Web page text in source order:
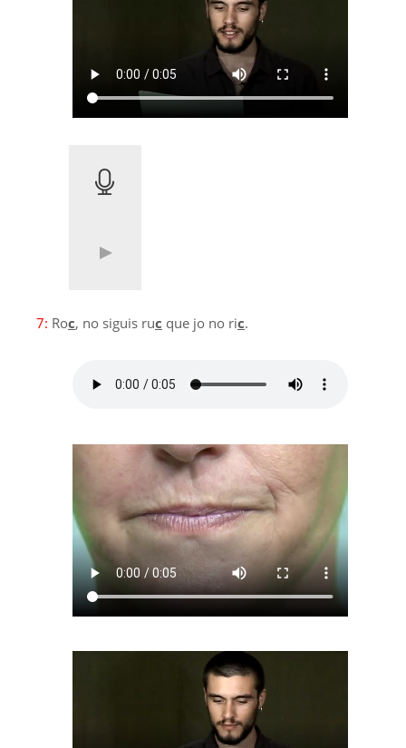
7: Roc, no siguis ruc que jo no ric.